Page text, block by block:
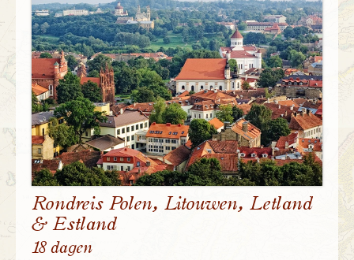
Rondreis Polen, Litouwen, Letland
& Estland
18 dagen